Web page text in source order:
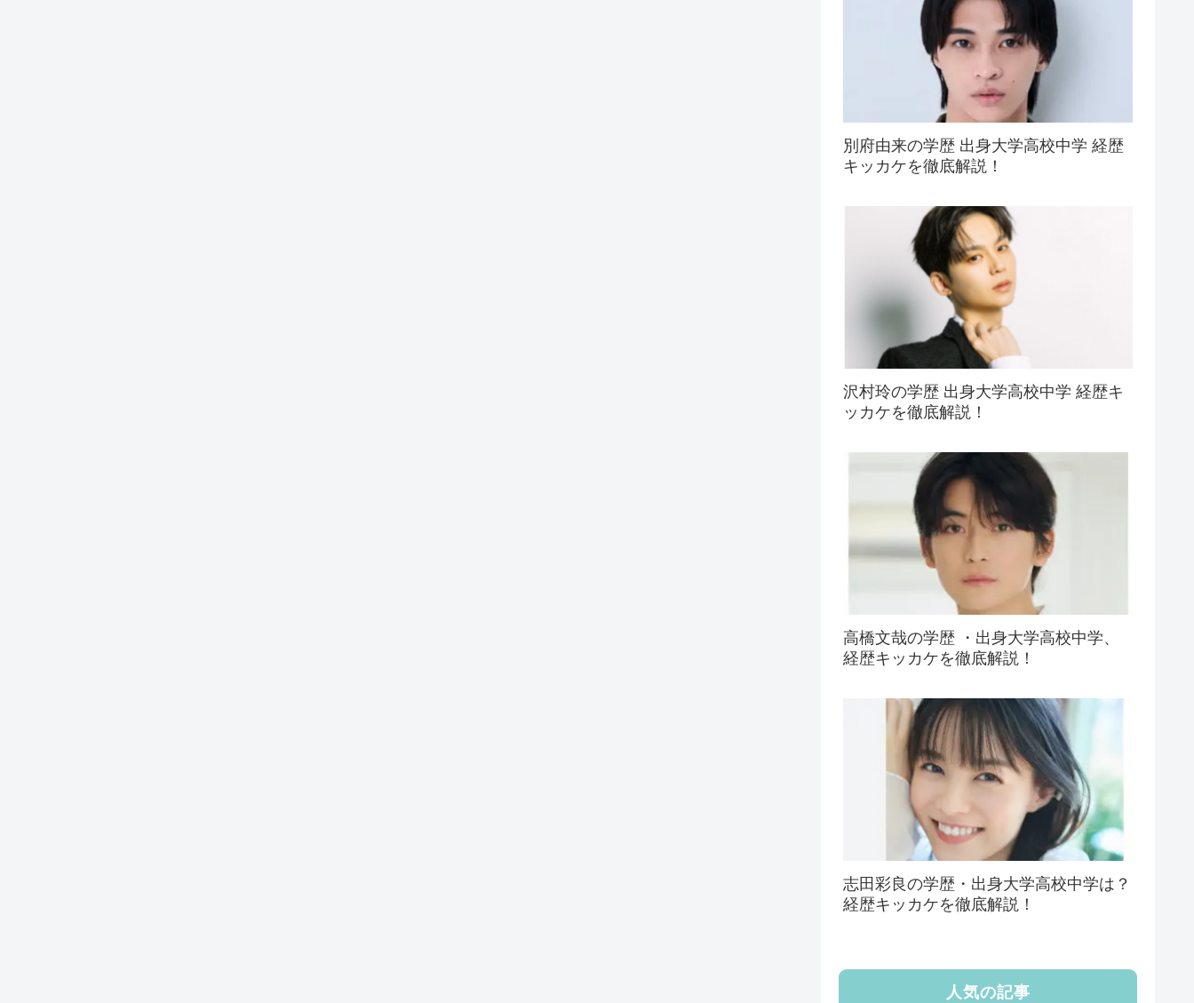
別府由来の学歴 出身大学高校中学 経歴
キッカケを徹底解説！
沢村玲の学歴 出身大学高校中学 経歴キ
ッカケを徹底解説！
高橋文哉の学歴 ・出身大学高校中学、
経歴キッカケを徹底解説！
志田彩良の学歴・出身大学高校中学は？
経歴キッカケを徹底解説！
人気の記事